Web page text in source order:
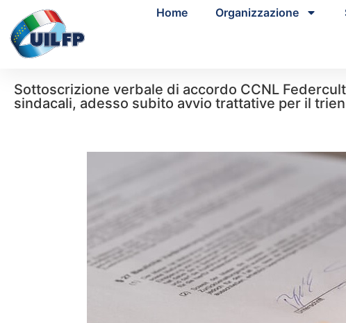
Home Organizzazione
Sottoscrizione verbale di accordo CCNL
sindacali, adesso subito avvio trattative per il